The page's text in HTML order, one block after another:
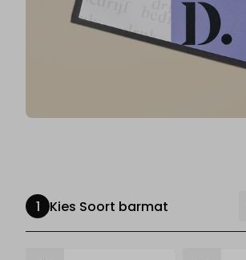
Kies Soort barmat